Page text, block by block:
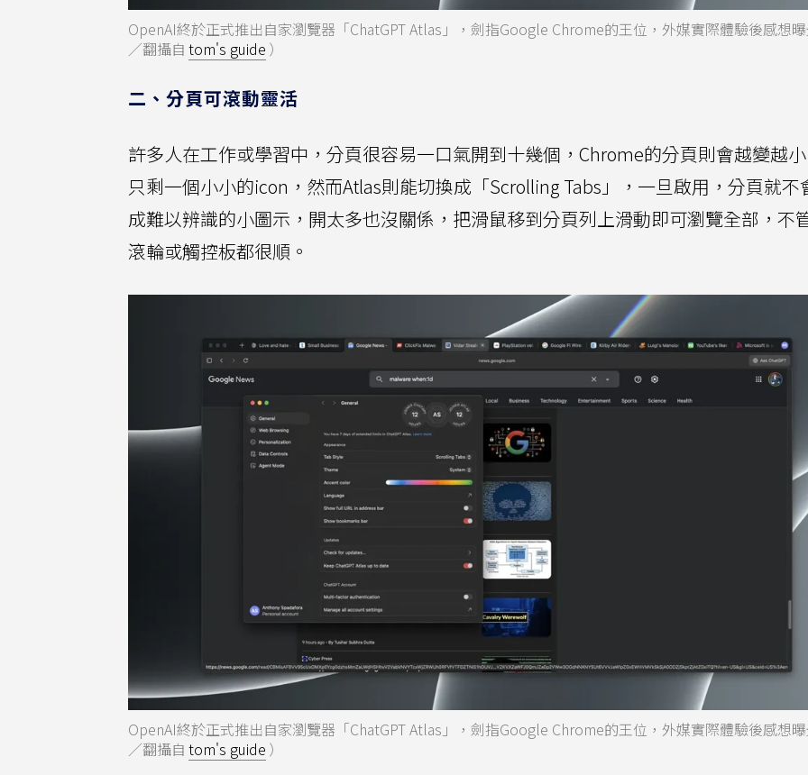
OpenAI終於正式推出自家瀏覽器「ChatGPT Atlas」，劍指Google Chrome的王位，外媒實際體驗後感想
／翻攝自 tom's guide ）
二、分頁可滾動靈活
許多人在工作或學習中，分頁很容易一口氣開到十幾個，Chrome的分頁則會越變越
只剩一個小小的icon，然而Atlas則能切換成「Scrolling Tabs」，一旦啟用，分頁就不
成難以辨識的小圖示，開太多也沒關係，把滑鼠移到分頁列上滑動即可瀏覽全部，不
滾輪或觸控板都很順。
OpenAI終於正式推出自家瀏覽器「ChatGPT Atlas」，劍指Google Chrome的王位，外媒實際體驗後感想
／翻攝自 tom's guide ）